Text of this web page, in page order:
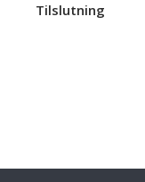
Tilslutning